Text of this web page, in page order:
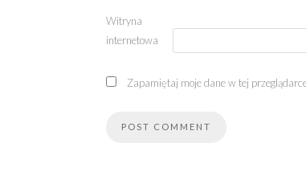
Witryna
internetowa
Zapamiętaj moje dane w tej